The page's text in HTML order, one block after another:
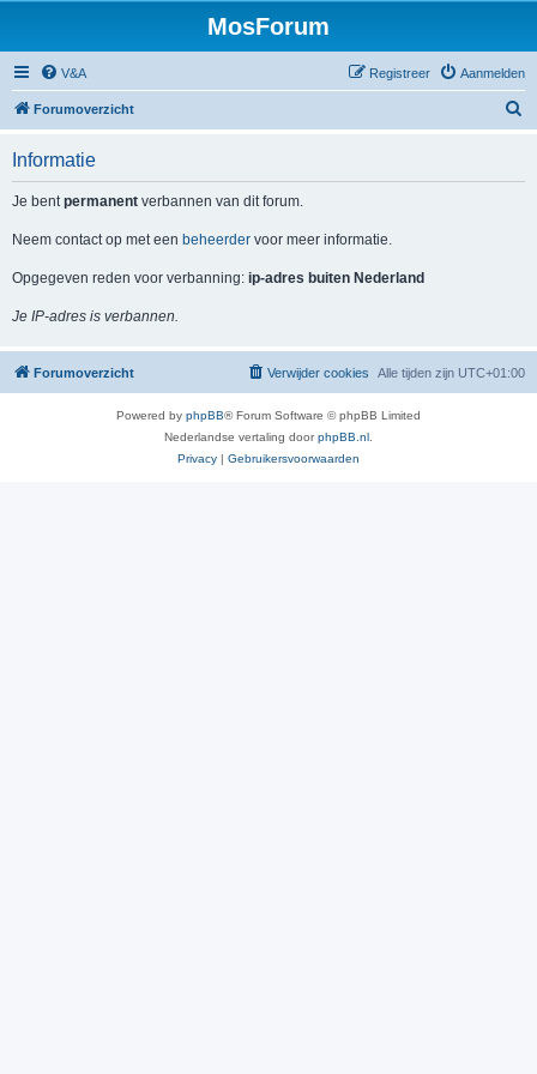
MosForum
V&A Aanmelden
Registreer
Forumoverzicht
Informatie
Je bentpermanent verbannen van dit forum.
Neem contact op met een beheerder voor meer informatie.
Opgegeven reden voor verbanning: ip-adres buiten Nederland
Je IP-adres is verbannen.
Forumoverzicht Alle tijden zijn UTC+01:00
Verwijder cookies
Powered by phpBB® Forum Software © phpBB Limited
Nederlandse vertaling doorphpBB.nl
Privacy | Gebruikersvoorwaarden